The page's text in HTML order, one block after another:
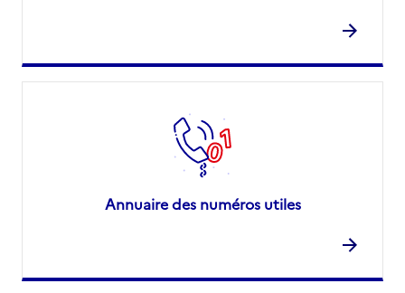
Annuaire des numéros utiles